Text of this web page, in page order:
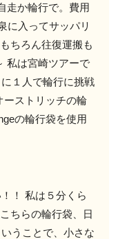
走か輪行で。費用
に入ってサッパリ
ちろん往復運搬も
私は宮崎ツアーで
１人で輪行に挑戦
ーストリッチの輪
の輪行袋を使用
！ 私は５分くら
ちらの輪行袋、日
うことで、小さな